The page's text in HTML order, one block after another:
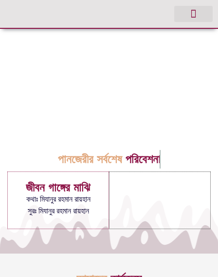
পানজেরীর সর্বশেষ পরিবেশনা
জীবন গাঙ্গের মাঝি
কথাঃ মিযানুর রহমান রায়হান
সুরঃ মিযানুর রহমান রায়হান